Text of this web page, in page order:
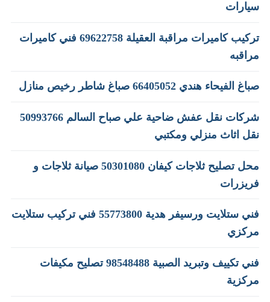
سيارات
تركيب كاميرات مراقبة العقيلة 69622758 فني كاميرات
مراقبه
صباغ الفيحاء هندي 66405052 صباغ شاطر رخيص منازل
شركات نقل عفش ضاحية علي صباح السالم 50993766
نقل اثاث منزلي ومكتبي
محل تصليح ثلاجات كيفان 50301080 صيانة ثلاجات و
فريزرات
فني ستلايت ورسيفر هدية 55773800 فني تركيب ستلايت
مركزي
فني تكييف وتبريد الصبية 98548488 تصليح مكيفات
مركزية